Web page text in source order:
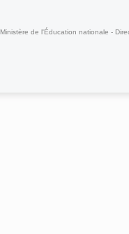
Ministère de l'Éducation nationale -